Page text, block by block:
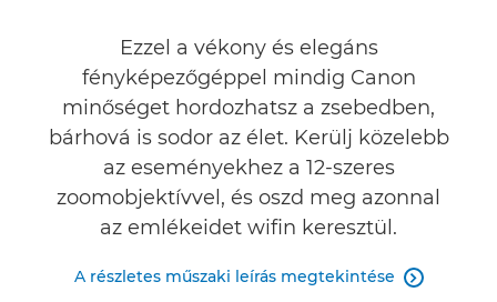
Ezzel a vékony és elegáns
fényképezőgéppel mindig Canon
minőséget hordozhatsz a zsebedben,
bárhová is sodor az élet. Kerülj közelebb
az eseményekhez a 12-szeres
zoomobjektívvel, és oszd meg azonnal
az emlékeidet wifin keresztül.
A részletes műszaki leírás megtekintése 